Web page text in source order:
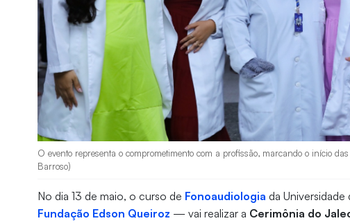
O evento representa o comprometimento com a profissão, marcando o início
Barroso)
No dia 13 de maio, o curso de Fonoaudiologia da
Fundação Edson Queiroz — vai realizar a Cerimônia do